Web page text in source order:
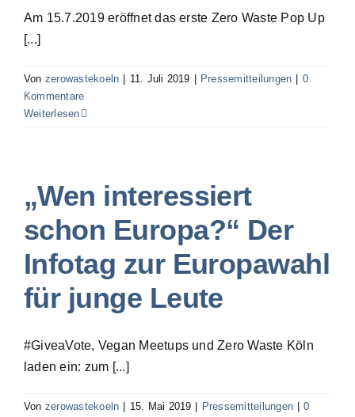
Am 15.7.2019 eröffnet das erste Zero Waste Pop Up
[...]
Von zerowastekoeln 11. Juli 2019 Pressemitteilungen
0
Kommentare
Weiterlesen
„Wen interessiert
schon Europa?“ Der
Infotag zur Europawahl
für junge Leute
#GiveaVote, Vegan Meetups und Zero Waste Köln
laden ein: zum [...]
Von zerowastekoeln 15. Mai 2019 Pressemitteilungen
0